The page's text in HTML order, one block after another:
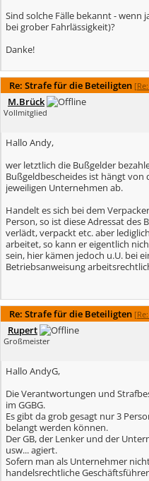
Sind solche Fälle bekannt - wenn
bei grober Fahrlässigkeit)?
Danke!
Re: Strafe für die Beteiligten [
M.Brück
Vollmitglied
Hallo Andy,
wer letztlich die Bußgelder
Bußgeldbescheides ist hängt
jeweiligen Unternehmen ab.
Handelt es sich bei dem
Person, so ist diese Adressat des
verlädt, verpackt etc. aber
arbeitet, so kann er eigentlich
sein, hier kämen jedoch u.U. bei
Betriebsanweisung
Re: Strafe für die Beteiligten [
Rupert
Großmeister
Hallo AndyG,
Die Verantwortungen und
im GGBG.
Es gibt da grob gesagt nur 3
belangt werden können.
Der GB, der Lenker und der
usw... agiert.
Sofern man als Unternehmer
handelsrechtliche